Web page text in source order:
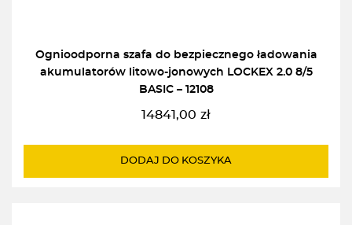
Ognioodporna szafa do bezpiecznego ładowania
akumulatorów litowo-jonowych LOCKEX 2.0 8/5
BASIC – 12108
14841,00 zł
DODAJ DO KOSZYKA